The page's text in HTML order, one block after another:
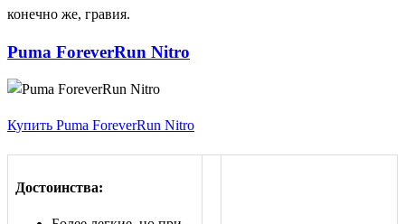
конечно же, гравия.
Puma ForeverRun Nitro
Купить Puma ForeverRun Nitro
Достоинства: